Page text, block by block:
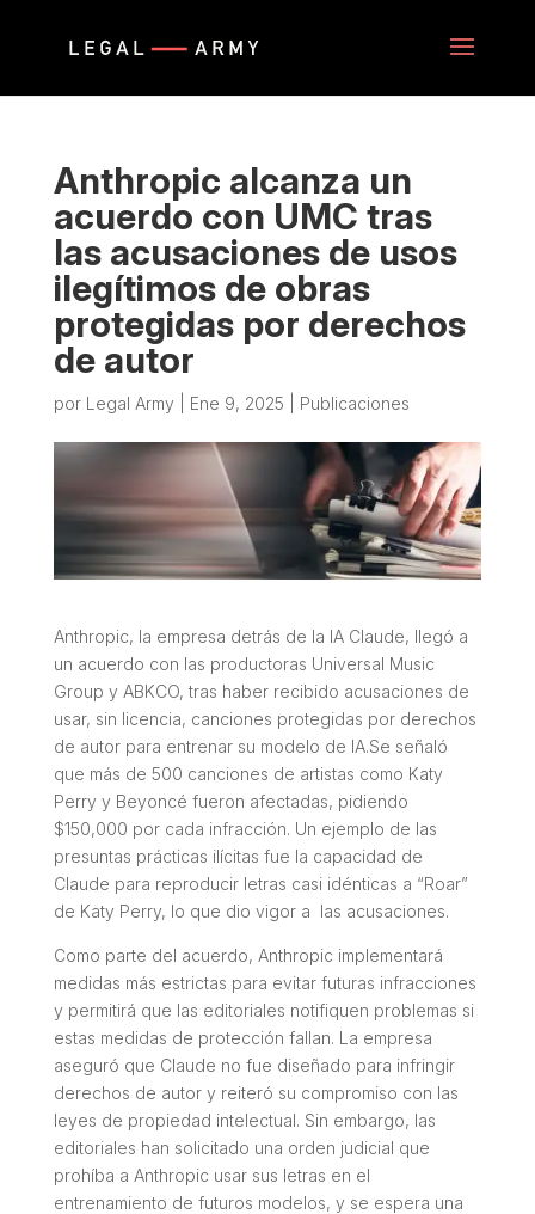
Anthropic alcanza un
acuerdo con UMC tras
las acusaciones de usos
ilegítimos de obras
protegidas por derechos
de autor
por Legal Army Ene 9, 2025 Publicaciones
Anthropic, la empresa detrás de la IA Claude, llegó a
un acuerdo con las productoras Universal Music
Group y ABKCO, tras haber recibido acusaciones de
usar, sin licencia, canciones protegidas por derechos
de autor para entrenar su modelo de IA.Se señaló
que más de 500 canciones de artistas como Katy
Perry y Beyoncé fueron afectadas, pidiendo
$150,000 por cada infracción. Un ejemplo de las
presuntas prácticas ilícitas fue la capacidad de
Claude para reproducir letras casi idénticas a “Roar”
de Katy Perry, lo que dio vigor a las acusaciones.
Como parte del acuerdo, Anthropic implementará
medidas más estrictas para evitar futuras infracciones
y permitirá que las editoriales notifiquen problemas si
estas medidas de protección fallan. La empresa
aseguró que Claude no fue diseñado para infringir
derechos de autor y reiteró su compromiso con las
leyes de propiedad intelectual. Sin embargo, las
editoriales han solicitado una orden judicial que
prohíba a Anthropic usar sus letras en el
entrenamiento de futuros modelos, y se espera una